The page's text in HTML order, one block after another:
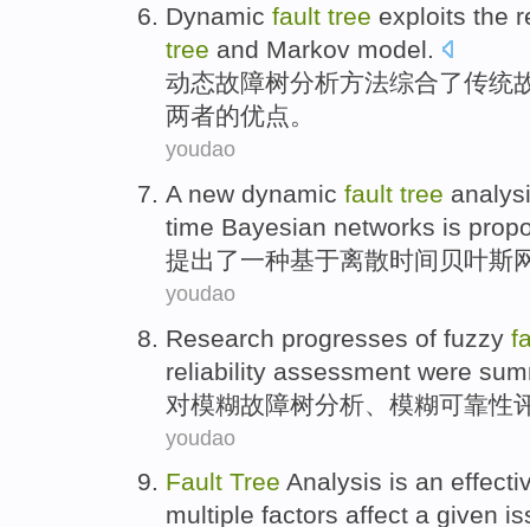
Dynamic fault tree exploits the
tree and Markov model.
动态故障树分析方法综合了传统
两者的优点。
youdao
A new dynamic fault tree
time Bayesian networks is
提出了一种基于离散时间 贝叶斯
youdao
Research progresses of fuzzy
reliability assessment were
对模糊故障树分析 、模糊可靠性
youdao
Fault Tree Analysis is an
multiple factors affect a given